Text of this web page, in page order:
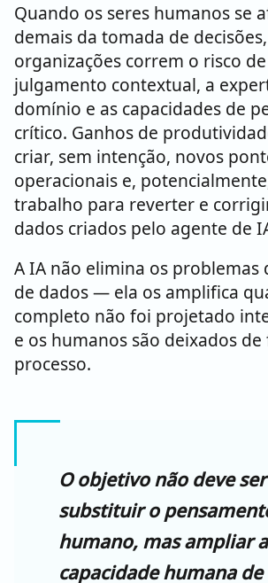
Quando os seres humanos se
demais da tomada de
organizações correm o risco
julgamento contextual, a
domínio e as capacidades de
crítico. Ganhos de
criar, sem intenção, novos
operacionais e,
trabalho para reverter e
dados criados pelo agente de
A IA não elimina os problemas
de dados — ela os amplifica
completo não foi projetado
e os humanos são deixados
processo.
O objetivo não deve ser
substituir o
humano, mas ampliar a
capacidade humana